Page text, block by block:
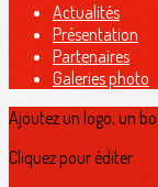
Actualités
Présentation
Partenaires
Galeries photo
Ajoutez un logo, un
Cliquez pour éditer